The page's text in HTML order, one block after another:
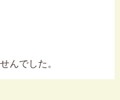
んでした。